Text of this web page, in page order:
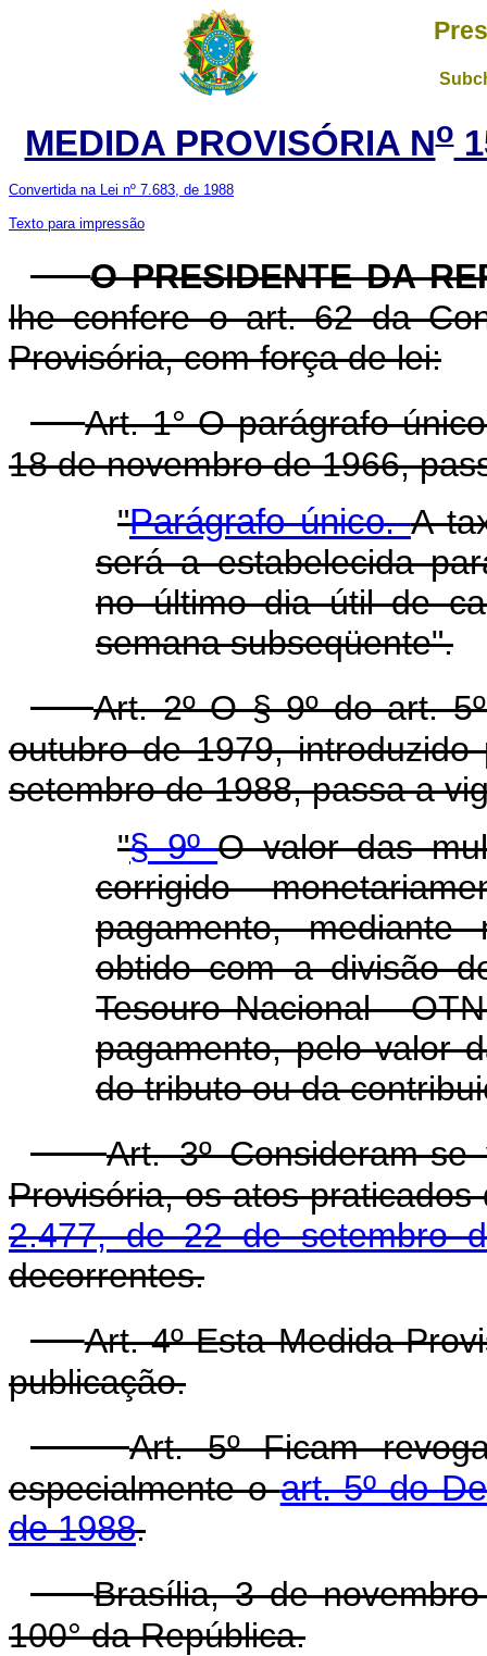
MEDIDA PROVISÓRIA No
Convertida na Lei nº 7.683, de 1988
Texto para impressão
O PRESIDENTE DA
lhe confere o art. 62 da
Provisória, com força de lei:
Art. 1° O parágrafo
18 de novembro de 1966,
"Parágrafo único.A
será a estabelecida
no último dia útil de
semana subseqüente".
Art. 2º O § 9º do art.
outubro de 1979,
setembro de 1988, passa a
"§ 9ºO valor das
corrigido
pagamento, mediante
obtido com a divisão
Tesouro Nacional -
pagamento, pelo valor
do tributo ou da
Art. 3º Consideram-
Provisória, os atos
2.477, de 22 de setembro
decorrentes.
Art. 4º Esta Medida
publicação.
Art. 5º Ficam
especialmente oart. 5º do
de 1988.
Brasília, 3 de
100° da República.